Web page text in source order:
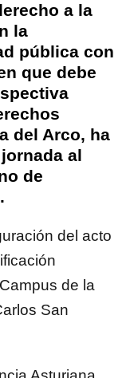
a la
la
pública con
que debe
del Arco, ha
al
de
del acto
de la
San